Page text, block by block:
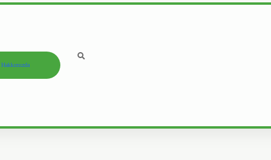
Hakkımızda